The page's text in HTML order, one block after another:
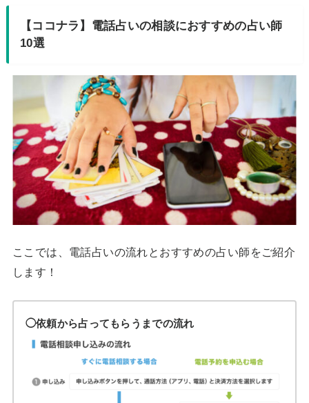
【ココナラ】電話占いの相談におすすめの占い師
10選
ここでは、電話占いの流れとおすすめの占い師をご紹介
します！
◯依頼から占ってもらうまでの流れ